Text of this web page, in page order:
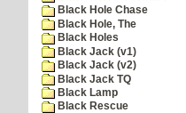
Black Hole Chase
Black Hole, The
Black Holes
Black Jack (v1)
Black Jack (v2)
Black Jack TQ
Black Lamp
Black Rescue